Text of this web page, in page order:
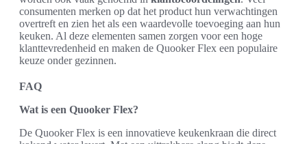
consumenten merken op dat het product hun verwachtingen
overtreft en zien het als een waardevolle toevoeging aan hun
keuken. Al deze elementen samen zorgen voor een hoge
klanttevredenheid en maken de Quooker Flex een populaire
keuze onder gezinnen.
FAQ
Wat is een Quooker Flex?
De Quooker Flex is een innovatieve keukenkraan die direct